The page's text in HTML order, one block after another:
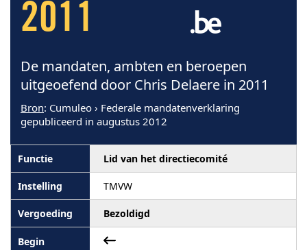
2011
De mandaten, ambten en beroepen
uitgeoefend door Chris Delaere in 2011
Bron: Cumuleo › Federale mandatenverklaring
gepubliceerd in augustus 2012
Lid van het directiecomité
TMVW
Bezoldigd